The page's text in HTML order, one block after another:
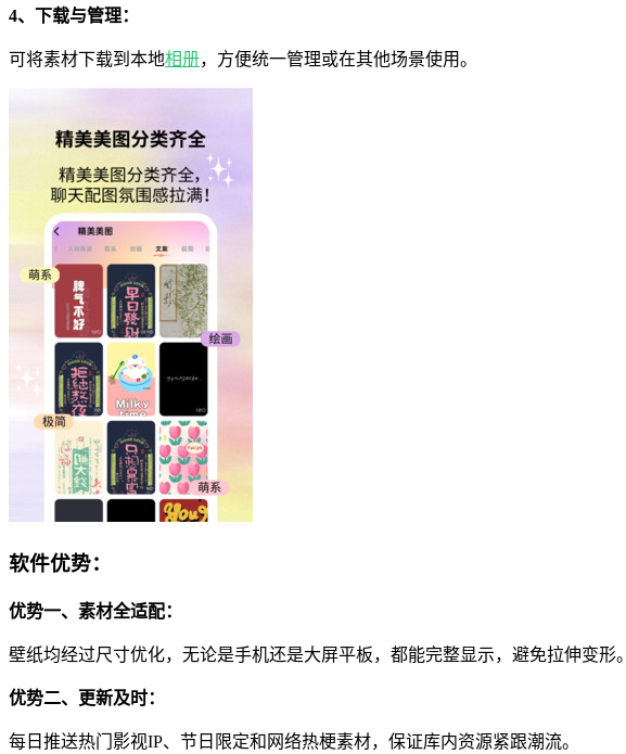
4、下载与管理：
可将素材下载到本地相册，方便统一管理或在其他场景使用。
软件优势：
优势一、素材全适配：
壁纸均经过尺寸优化，无论是手机还是大屏平板，都能完整显示，避免拉伸变形。
优势二、更新及时：
每日推送热门影视IP、节日限定和网络热梗素材，保证库内资源紧跟潮流。